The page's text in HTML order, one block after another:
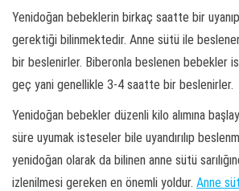
Yenidoğan bebeklerin birkaç saatte bir
gerektiği bilinmektedir. Anne sütü ile
bir beslenirler. Biberonla beslenen bebekler
geç yani genellikle 3-4 saatte bir beslenirler.
Yenidoğan bebekler düzenli kilo alımına
süre uyumak isteseler bile uyandırılıp
yenidoğan olarak da bilinen anne sütü
izlenilmesi gereken en önemli yoldur. Anne